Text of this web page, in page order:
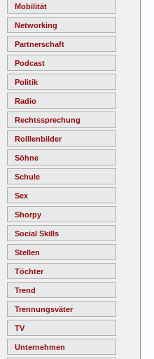
Mobilität
Networking
Partnerschaft
Podcast
Politik
Radio
Rechtssprechung
Rolllenbilder
Söhne
Schule
Sex
Shorpy
Social Skills
Stellen
Töchter
Trend
Trennungsväter
TV
Unternehmen